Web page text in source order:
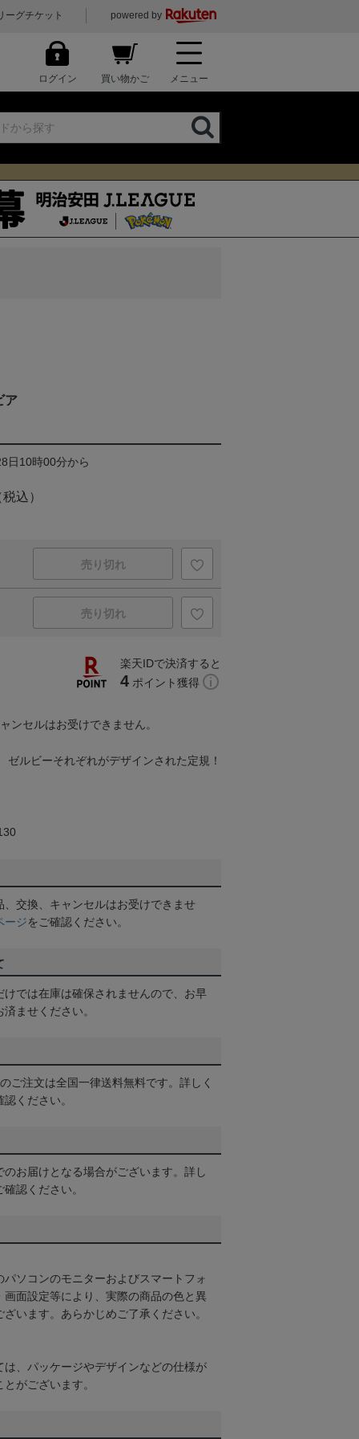
ーグチケット powered by
ログイン 買い物かご メニュー
ア
日10時00分から
込）
売り切れ
売り切れ
楽天IDで決済すると
4 ポイント獲得
ンセルはお受けできません。
ゼルビーそれぞれがデザインされた定規！
交換、キャンセルはお受けできませ
ージをご確認ください。
けでは在庫は確保されませんので、お早
ませください。
ご注文は全国一律送料無料です。詳しく
認ください。
お届けとなる場合がございます。詳し
確認ください。
ソコンのモニターおよびスマートフォ
画面設定等により、実際の商品の色と異
います。あらかじめご了承ください。
は、パッケージやデザインなどの仕様が
がございます。